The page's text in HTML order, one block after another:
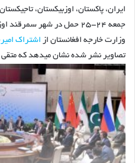
ایران، پاکستان، اوزبیکستان،
جمعه ۲۴-۲۵ حمل در شهر سمرقند اوزبیکستان برگزار شد.
وزارت خارجه افغانستان از اشتراک
تصاویر نشر شده نشان میدهد که